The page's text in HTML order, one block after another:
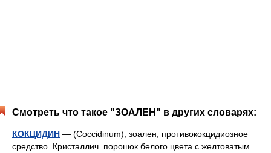
Смотреть что такое "ЗОАЛЕН" в других словарях:
КОКЦИДИН — (Coccidinum), зоален, противококцидиозное
средство. Кристаллич. порошок белого цвета с желтоватым